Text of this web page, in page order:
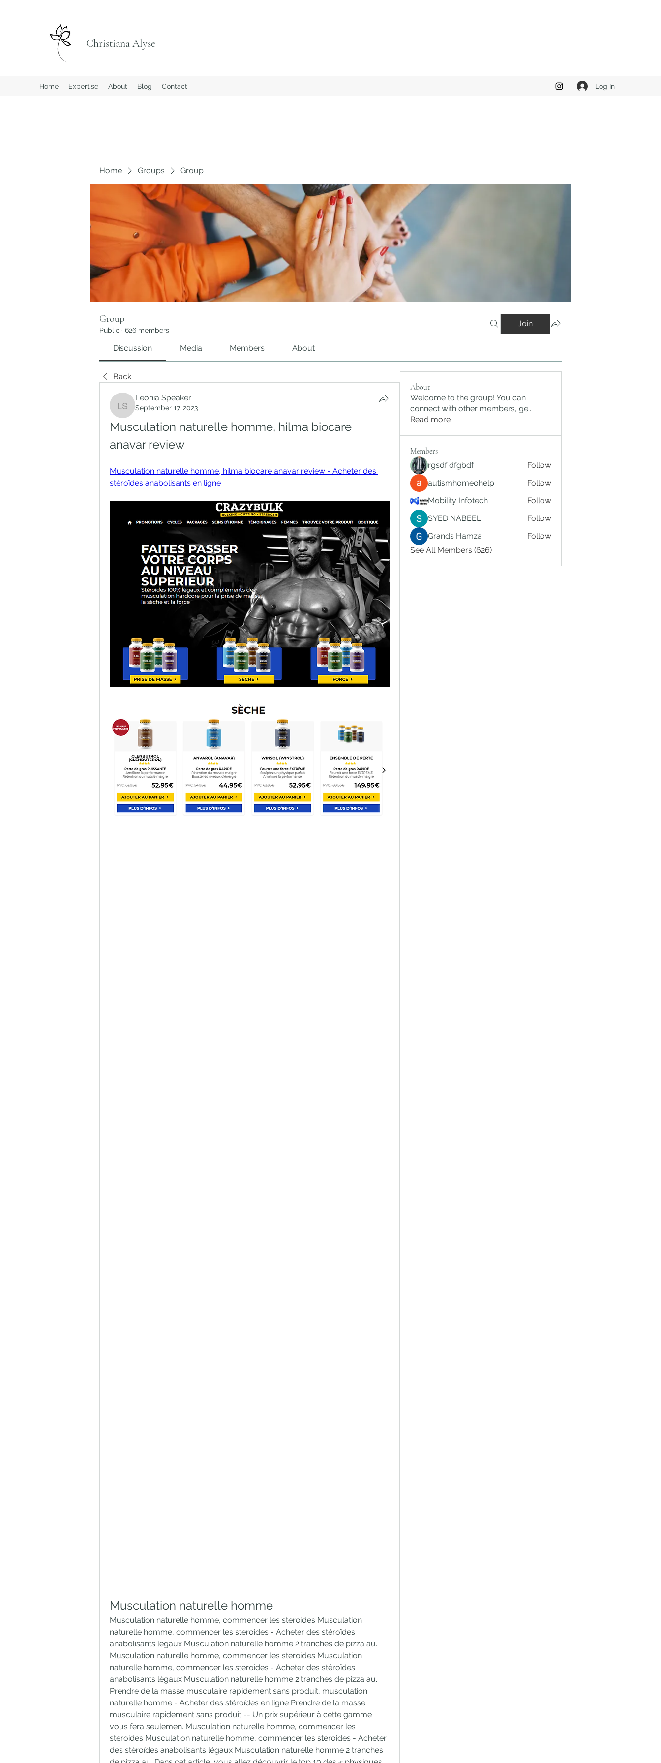
Christiana Alyse
Home Expertise About Blog Contact Log In
Home Groups Group
Group
Public · 626 members
Join
Discussion Media Members About
Back
Leonia Speaker
Leonia Speaker
September 17, 2023
Musculation naturelle homme, hilma biocare
anavar review
Musculation naturelle homme, hilma biocare anavar review - Acheter des
stéroïdes anabolisants en ligne
Musculation naturelle homme
Musculation naturelle homme, commencer les steroides Musculation
naturelle homme, commencer les steroides - Acheter des stéroïdes
anabolisants légaux Musculation naturelle homme 2 tranches de pizza au.
Musculation naturelle homme, commencer les steroides Musculation
naturelle homme, commencer les steroides - Acheter des stéroïdes
anabolisants légaux Musculation naturelle homme 2 tranches de pizza au.
Prendre de la masse musculaire rapidement sans produit, musculation
naturelle homme - Acheter des stéroïdes en ligne Prendre de la masse
musculaire rapidement sans produit -- Un prix supérieur à cette gamme
vous fera seulemen. Musculation naturelle homme, commencer les
steroides Musculation naturelle homme, commencer les steroides - Acheter
des stéroïdes anabolisants légaux Musculation naturelle homme 2 tranches
About
Welcome to the group! You can
connect with other members, ge...
Read more
Members
rgsdf dfgbdf
Follow
autismhomeohelp
Follow
Mobility Infotech
Follow
SYED NABEEL
Follow
Grands Hamza
Follow
See All Members (626)